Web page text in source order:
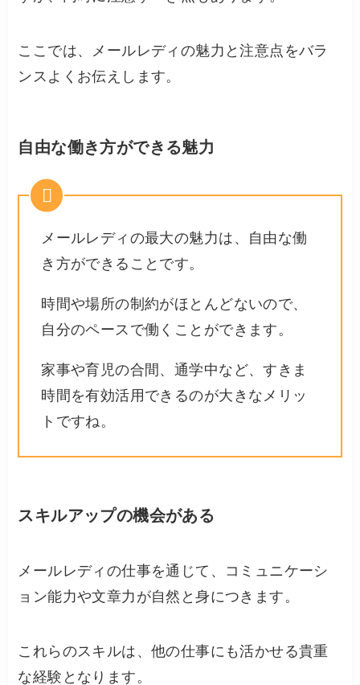
ここでは、メールレディの魅力と注意点をバラ
ンスよくお伝えします。
自由な働き方ができる魅力
メールレディの最大の魅力は、自由な働
き方ができることです。
時間や場所の制約がほとんどないので、
自分のペースで働くことができます。
家事や育児の合間、通学中など、すきま
時間を有効活用できるのが大きなメリッ
トですね。
スキルアップの機会がある
メールレディの仕事を通じて、コミュニケーシ
ョン能力や文章力が自然と身につきます。
これらのスキルは、他の仕事にも活かせる貴重
な経験となります。